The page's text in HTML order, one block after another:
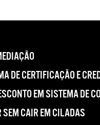
DE CERTIFICAÇÃO E
EM SISTEMA DE
CAIR EM CILADAS